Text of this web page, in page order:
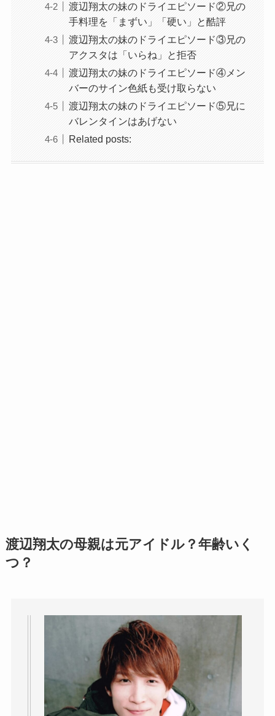
渡辺翔太の妹のドライエピソード②兄の
手料理を「まずい」「硬い」と酷評
渡辺翔太の妹のドライエピソード③兄の
アクスタは「いらね」と拒否
渡辺翔太の妹のドライエピソード④メン
バーのサイン色紙も受け取らない
渡辺翔太の妹のドライエピソード⑤兄に
バレンタインはあげない
Related posts:
渡辺翔太の母親は元アイドル？年齢いく
つ？